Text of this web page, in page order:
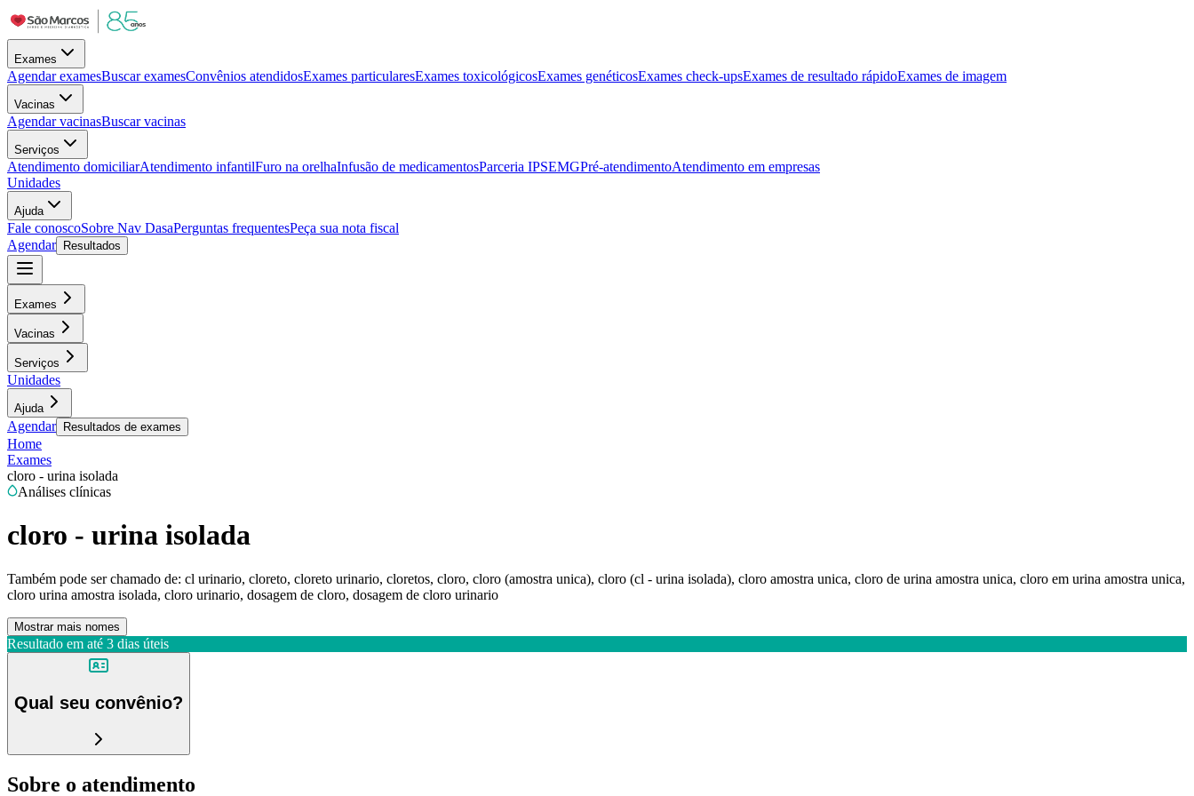
Exames
Agendar examesBuscar examesConvênios atendidosExames particularesExames toxicológicosExames genéticosExames check-upsExames de resultado rápidoExames de imagem
Vacinas
Agendar vacinasBuscar vacinas
Serviços
Atendimento domiciliarAtendimento infantilFuro na orelhaInfusão de medicamentosParceria IPSEMGPré-atendimentoAtendimento em empresas
Unidades
Ajuda
Fale conoscoSobre Nav DasaPerguntas frequentesPeça sua nota fiscal
Agendar
Resultados
Exames
Vacinas
Serviços
Unidades
Ajuda
Agendar Resultados de exames
Home
Exames
cloro - urina isolada
Análises clínicas
cloro - urina isolada
Também pode ser chamado de: cl urinario, cloreto, cloreto urinario, cloretos, cloro, cloro (amostra unica), cloro (cl - urina isolada), cloro amostra unica, cloro de urina amostra unica, cloro em urina amostra unica,
cloro urina amostra isolada, cloro urinario, dosagem de cloro, dosagem de cloro urinario
Mostrar mais nomes
Resultado em até 3 dias úteis
Qual seu convênio?
Sobre o atendimento